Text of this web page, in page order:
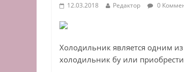
12.03.2018 Редактор 0
Холодильник является одним
холодильник бу или